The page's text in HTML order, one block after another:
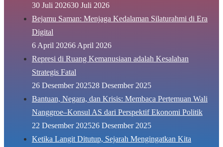
30 Juli 202630 Juli 2026
Bejamu Saman: Menjaga Kedalaman Silaturahmi di Era
Digital
6 April 20266 April 2026
Represi di Ruang Kemanusiaan adalah Kesalahan
Strategis Fatal
26 Desember 202528 Desember 2025
Bantuan, Negara, dan Krisis: Membaca Pertemuan Wali
Nanggroe–Konsul AS dari Perspektif Ekonomi Politik
22 Desember 202526 Desember 2025
Ketika Langit Ditutup, Sejarah Mengingatkan Kita